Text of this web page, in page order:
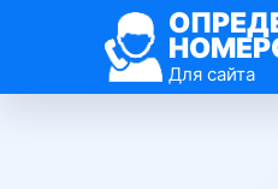
Для сайта